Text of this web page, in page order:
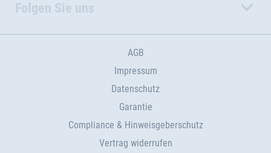
Folgen Sie uns
AGB
Impressum
Datenschutz
Garantie
Compliance & Hinweisgeberschutz
Vertrag widerrufen